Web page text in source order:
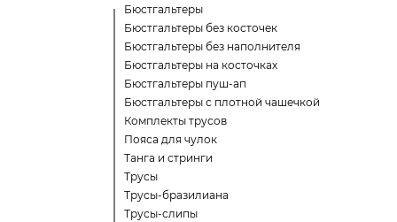
Бюстгальтеры
Бюстгальтеры без косточек
Бюстгальтеры без наполнителя
Бюстгальтеры на косточках
Бюстгальтеры пуш-ап
Бюстгальтеры с плотной чашечкой
Комплекты трусов
Пояса для чулок
Танга и стринги
Трусы
Трусы-бразилиана
Трусы-слипы